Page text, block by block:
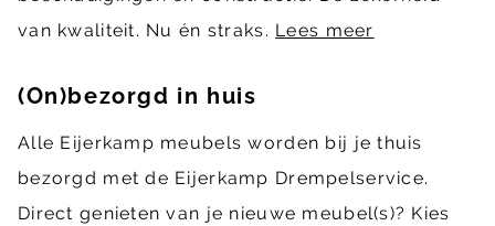
van kwaliteit. Nu én straks. Lees meer
(On)bezorgd in huis
Alle Eijerkamp meubels worden bij je thuis
bezorgd met de Eijerkamp Drempelservice.
Direct genieten van je nieuwe meubel(s)? Kies